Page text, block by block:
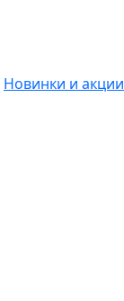
Новинки и акции